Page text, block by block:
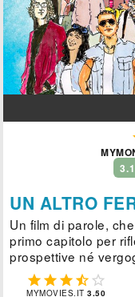
UN ALTRO
Un film di parole,
primo capitolo per
prospettive né
    
MYMOVIES.IT3.50